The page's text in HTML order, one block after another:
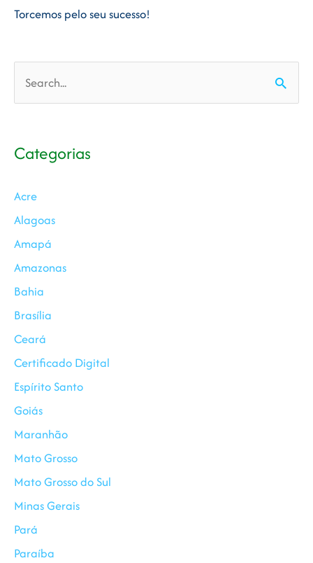
Torcemos pelo seu sucesso!
Categorias
Acre
Alagoas
Amapá
Amazonas
Bahia
Brasília
Ceará
Certificado Digital
Espírito Santo
Goiás
Maranhão
Mato Grosso
Mato Grosso do Sul
Minas Gerais
Pará
Paraíba